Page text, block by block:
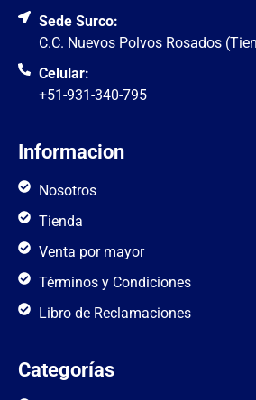
Sede Surco:
C.C. Nuevos Polvos Rosados
Celular:
+51-931-340-795
Informacion
Nosotros
Tienda
Venta por mayor
Términos y Condiciones
Libro de Reclamaciones
Categorías